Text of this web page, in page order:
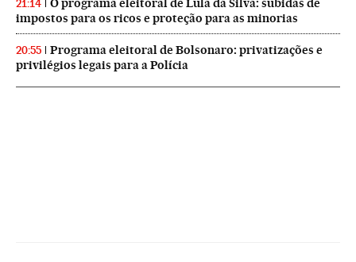
21:14
O programa eleitoral de Lula da Silva: subidas de
impostos para os ricos e proteção para as minorias
20:55
Programa eleitoral de Bolsonaro: privatizações e
privilégios legais para a Polícia